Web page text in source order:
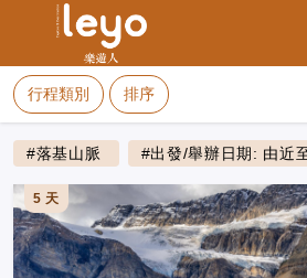
行程類別 排序
#落基山脈 #出發/舉辦日期: 由近
5 天